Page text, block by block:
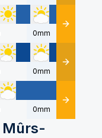
0mm Détails
0mm Détails
0mm Détails
Mûrs-